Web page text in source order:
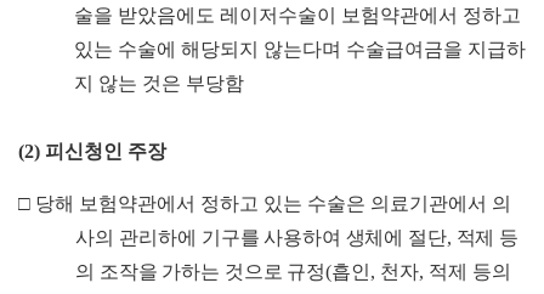
술을 받았음에도 레이저수술이 보험약관에서 정하고
있는 수술에 해당되지 않는다며 수술급여금을 지급하
지 않는 것은 부당함
(2) 피신청인 주장
□ 당해 보험약관에서 정하고 있는 수술은 의료기관에서 의
사의 관리하에 기구를 사용하여 생체에 절단, 적제 등
의 조작을 가하는 것으로 규정(흡인, 천자, 적제 등의